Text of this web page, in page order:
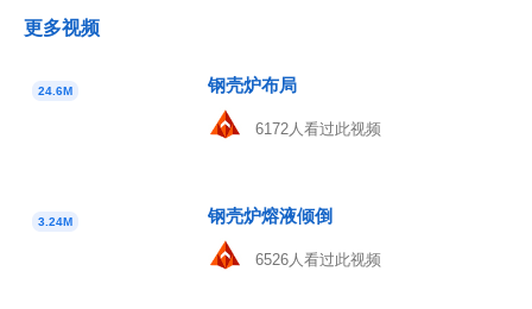
更多视频
24.6M 钢壳炉布局
6172人看过此视频
3.24M 钢壳炉熔液倾倒
6526人看过此视频